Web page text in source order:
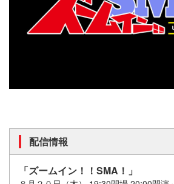
配信情報
「ズームイン！！SMA！」